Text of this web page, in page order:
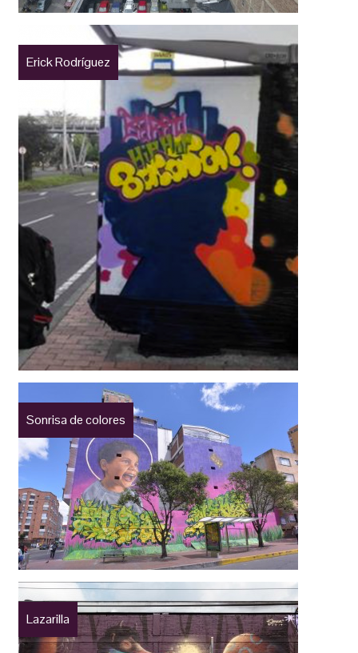
Erick Rodríguez
Sonrisa de colores
Lazarilla